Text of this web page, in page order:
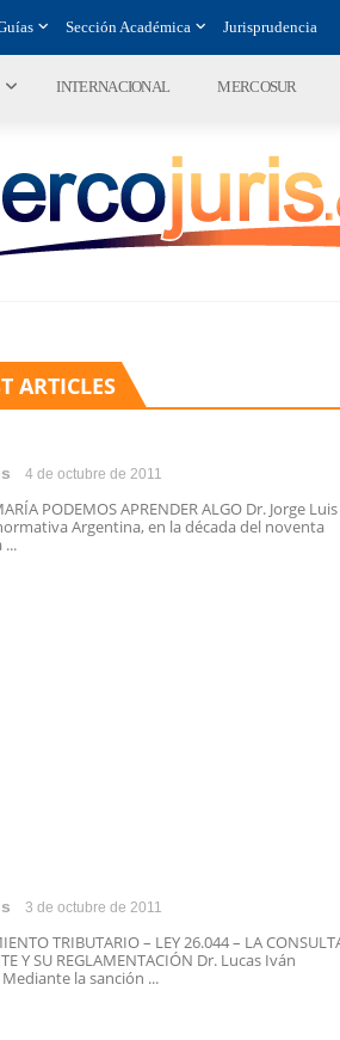
Sección Académica Jurisprudencia
INTERNACIONAL MERCOSUR
ARTICLES
4 de octubre de 2011
PODEMOS APRENDER ALGO Dr. Jorge Luis
Argentina, en la década del noventa
...
3 de octubre de 2011
TRIBUTARIO – LEY 26.044 – LA
Y SU REGLAMENTACIÓN Dr. Lucas Iván
la sanción ...